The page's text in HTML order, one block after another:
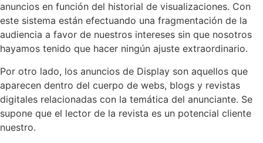
anuncios en función del historial de visualizaciones. Con
este sistema están efectuando una fragmentación de la
audiencia a favor de nuestros intereses sin que nosotros
hayamos tenido que hacer ningún ajuste extraordinario.
Por otro lado, los anuncios de Display son aquellos que
aparecen dentro del cuerpo de webs, blogs y revistas
digitales relacionadas con la temática del anunciante. Se
supone que el lector de la revista es un potencial cliente
nuestro.